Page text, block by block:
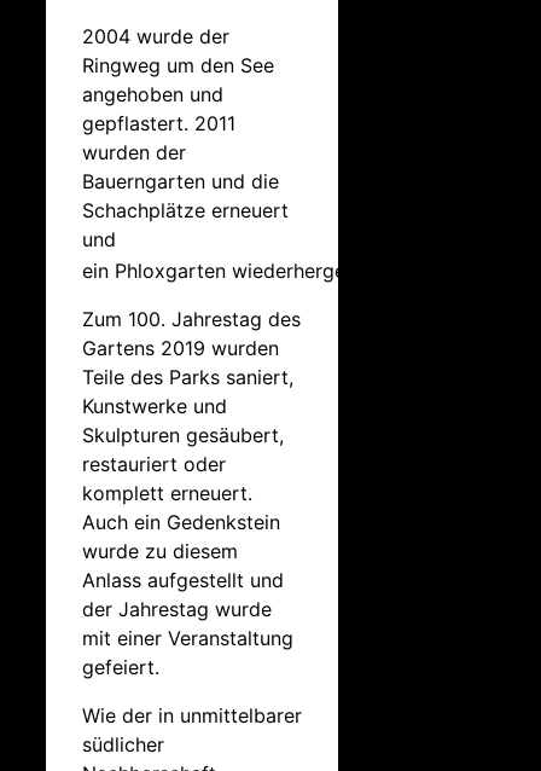
2004 wurde der
Ringweg um den See
angehoben und
gepflastert. 2011
wurden der
Bauerngarten und die
Schachplätze erneuert
und
ein Phloxgarten wiederhergestellt.
Zum 100. Jahrestag des
Gartens 2019 wurden
Teile des Parks saniert,
Kunstwerke und
Skulpturen gesäubert,
restauriert oder
komplett erneuert.
Auch ein Gedenkstein
wurde zu diesem
Anlass aufgestellt und
der Jahrestag wurde
mit einer Veranstaltung
gefeiert.
Wie der in unmittelbarer
südlicher